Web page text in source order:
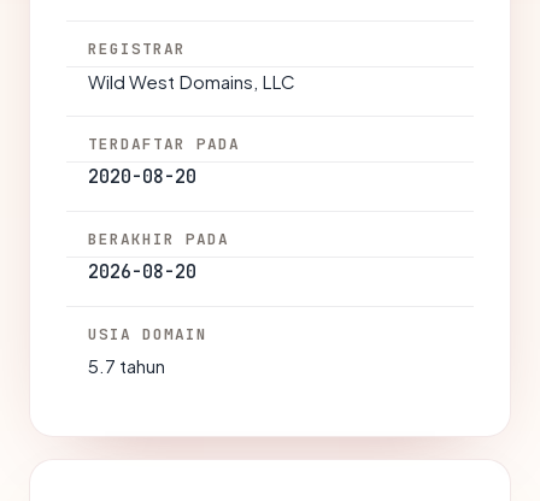
REGISTRAR
Wild West Domains, LLC
TERDAFTAR PADA
2020-08-20
BERAKHIR PADA
2026-08-20
USIA DOMAIN
5.7 tahun